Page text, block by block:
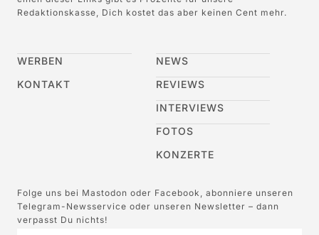
Redaktionskasse, Dich kostet das aber keinen Cent mehr.
WERBEN
KONTAKT
NEWS
REVIEWS
INTERVIEWS
FOTOS
KONZERTE
Folge uns bei Mastodon oder Facebook, abonniere unseren
Telegram-Newsservice oder unseren Newsletter – dann
verpasst Du nichts!